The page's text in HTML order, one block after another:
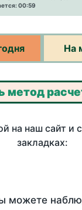
00:59
На
метод
на наш сайт и
закладках:
можете